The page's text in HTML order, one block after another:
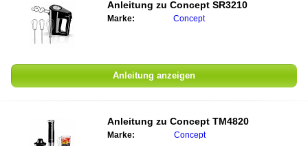
Anleitung zu Concept SR3210
Marke: Concept
Anleitung anzeigen
Anleitung zu Concept TM4820
Marke: Concept